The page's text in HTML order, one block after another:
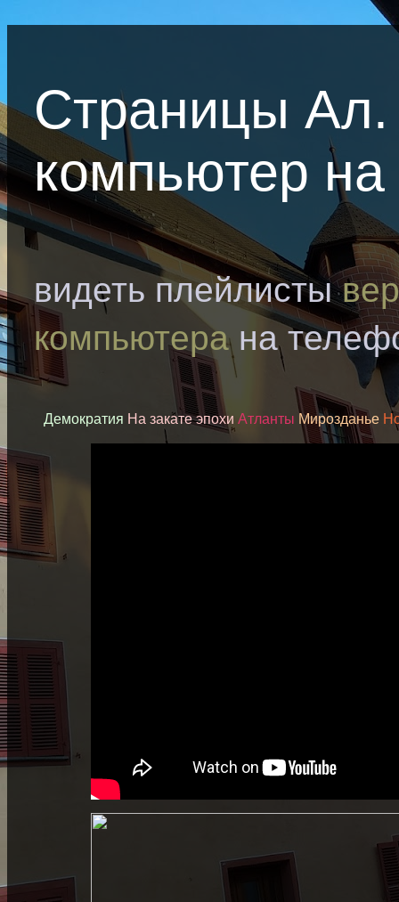
Страницы Ал.
компьютер
видеть плейлисты
компьютерана
Демократия На закате эпохи Атланты Мирозданье